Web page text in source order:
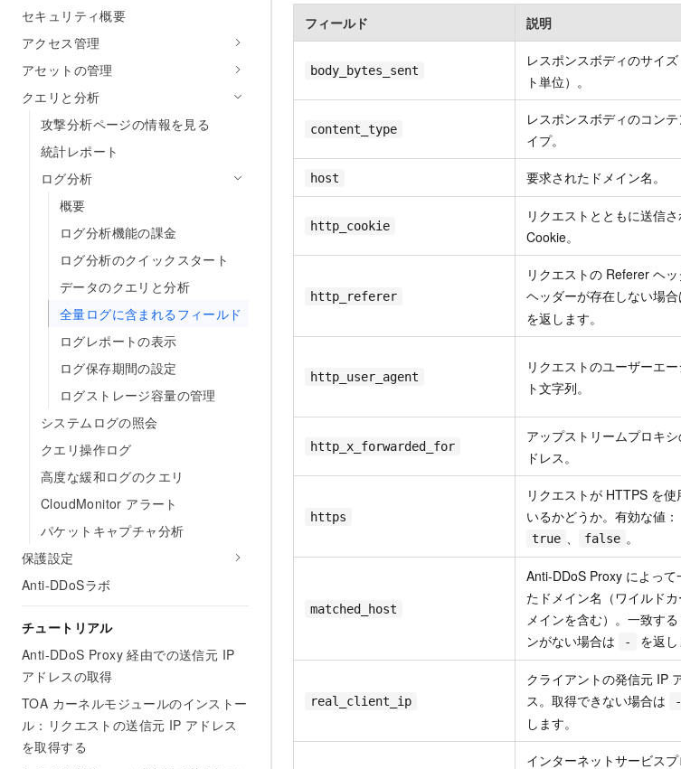
セキュリティ概要
アクセス管理
アセットの管理
クエリと分析
攻撃分析ページの情報を見る
統計レポート
ログ分析
概要
ログ分析機能の課金
ログ分析のクイックスタート
データのクエリと分析
全量ログに含まれるフィールド
ログレポートの表示
ログ保存期間の設定
ログストレージ容量の管理
システムログの照会
クエリ操作ログ
高度な緩和ログのクエリ
CloudMonitor アラート
パケットキャプチャ分析
保護設定
Anti-DDoSラボ
チュートリアル
Anti-DDoS Proxy 経由での送信元 IP
アドレスの取得
TOA カーネルモジュールのインストー
ル：リクエストの送信元 IP アドレス
を取得する
フィールド 説明
body_bytes_sent
レスポンスボディのサイズ
ト単位）。
content_type
レスポンスボディのコンテ
イプ。
host 要求されたドメイン名。
http_cookie
リクエストとともに送信
Cookie。
http_referer
リクエストの Referer ヘッ
ヘッダーが存在しない場合
を返します。
http_user_agent
リクエストのユーザーエ
ト文字列。
http_x_forwarded_for
アップストリームプロキ
ドレス。
https
リクエストが HTTPS を使
いるかどうか。有効な値：
true 、 false 。
matched_host
Anti-DDoS Proxy によって
たドメイン名（ワイルドカ
メインを含む）。一致する
ンがない場合は
- を返し
real_client_ip
クライアントの発信元 IP
ス。取得できない場合は
-
します。
インターネットサービスプ